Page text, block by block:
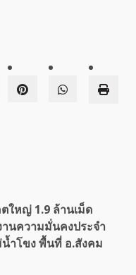
ใหญ่ 1.9 ล้านเม็ด
นความมั่นคงประจำ
ำโขง พื้นที่ อ.สังคม